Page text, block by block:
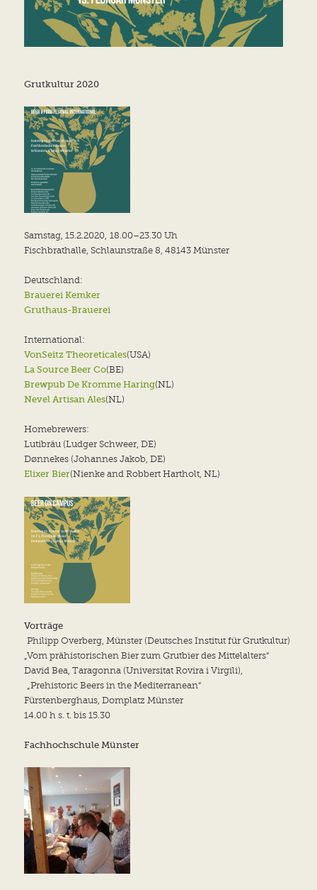
Grutkultur 2020
Samstag, 15.2.2020, 18.00–23.30 Uh
Fischbrathalle, Schlaunstraße 8, 48143 Münster
Deutschland:
Brauerei Kemker
Gruthaus-Brauerei
International:
VonSeitz Theoreticales(USA)
La Source Beer Co(BE)
Brewpub De Kromme Haring(NL)
Nevel Artisan Ales(NL)
Homebrewers:
Lutibräu (Ludger Schweer, DE)
Dønnekes (Johannes Jakob, DE)
Elixer Bier(Nienke and Robbert Hartholt, NL)
Vorträge
Philipp Overberg, Münster (Deutsches Institut für Grutkultur)
„Vom prähistorischen Bier zum Grutbier des Mittelalters“
David Bea, Taragonna (Universitat Rovira i Virgili),
„Prehistoric Beers in the Mediterranean“
Fürstenberghaus, Domplatz Münster
14.00 h s. t. bis 15.30
Fachhochschule Münster